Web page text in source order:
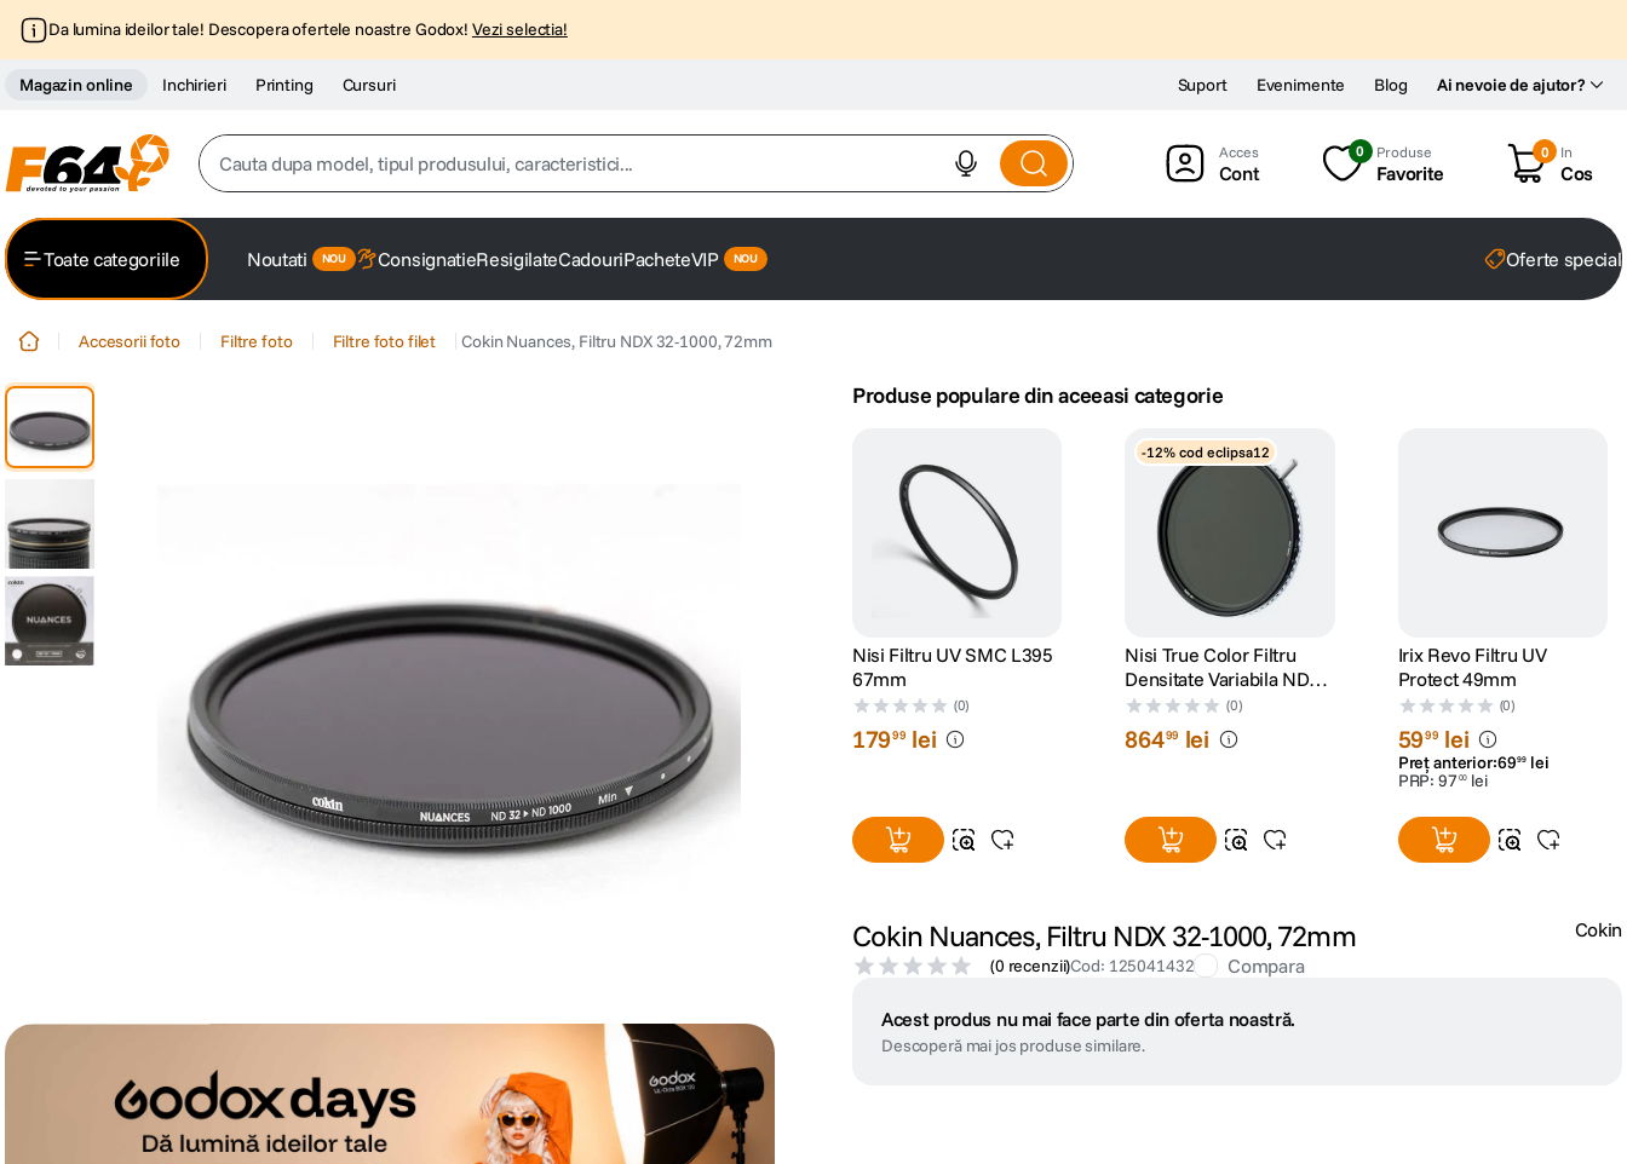
Da lumina ideilor tale! Descopera ofertele noastre Godox! Vezi selectia!
Magazin online Inchirieri Printing Cursuri Ai nevoie de ajutor?
Suport Evenimente Blog
Cauta dupa model, tipul produsului, caracteristici...
2 trepied
7. card memorie
10. insta 360
Cont
0 Produse
Favorite
0 In
Cos
Toate categoriile Noutati ConsignatieResigilateCadouriPacheteVIP Oferte
Accesorii foto Filtre foto Filtre foto filet Cokin Nuances, Filtru NDX 32-1000, 72mm
Produse populare din aceeasi categorie
Nisi Filtru UV SMC L395
67mm
(0)
17999 lei
-12% cod eclipsa12
Nisi True Color Filtru
Densitate Variabila ND2-
32 67mm
(0)
86499 lei
Irix Revo Filtru UV
Protect 49mm
(0)
5999 lei
Preț anterior:6999 lei
PRP: 97 00 lei
Cokin Nuances, Filtru NDX 32-1000, 72mm
(0 recenzii)Cod: 125041432 Compara
Cokin
Acest produs nu mai face parte din oferta noastră.
Descoperă mai jos produse similare.